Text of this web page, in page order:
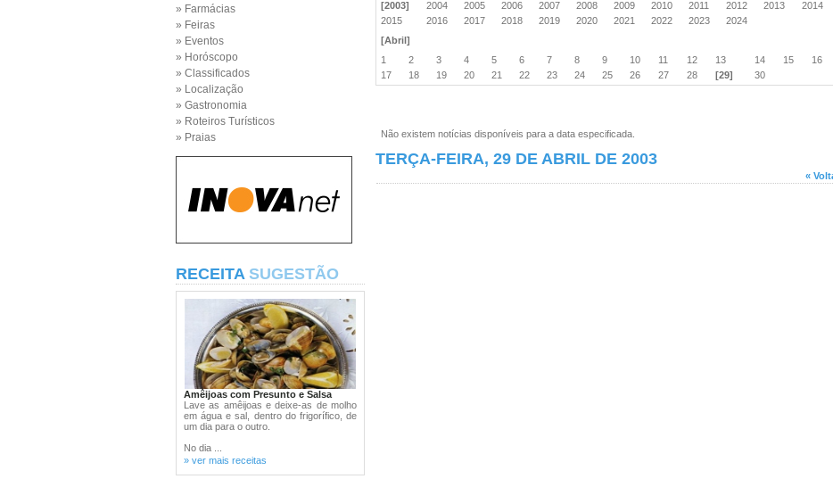
» Farmácias
» Feiras
» Eventos
» Horóscopo
» Classificados
» Localização
» Gastronomia
» Roteiros Turísticos
» Praias
RECEITA SUGESTÃO
Amêijoas com Presunto e Salsa
Lave as amêijoas e deixe-as de molho
em água e sal, dentro do frigorífico, de
um dia para o outro.
No dia ...
» ver mais receitas
[2003] 2004 2005 2006 2007 2008 2009 2010 2011 2012 2013
2014
2015
2016 2017 2018 2019 2020 2021 2022 2023
2024
[Abril]
1
2 3 4 5 6 7 8 9 10 11 12 13 14 15
16
17
18 19 20 21 22 23 24 25 26 27 28 [29] 30
Não existem notícias disponíveis para a data especificada.
TERÇA-FEIRA, 29 DE ABRIL DE 2003
«